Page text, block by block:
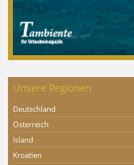
Unsere Regionen
Deutschland
Österreich
Island
Kroatien